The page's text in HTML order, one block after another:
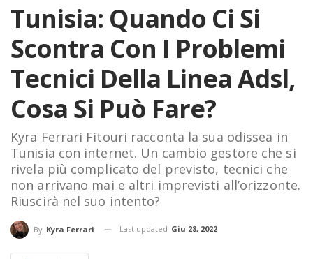
Tunisia: Quando Ci Si
Scontra Con I Problemi
Tecnici Della Linea Adsl,
Cosa Si Può Fare?
Kyra Ferrari Fitouri racconta la sua odissea in
Tunisia con internet. Un cambio gestore che si
rivela più complicato del previsto, tecnici che
non arrivano mai e altri imprevisti all’orizzonte.
Riuscirà nel suo intento?
By Kyra Ferrari Last updated Giu 28, 2022